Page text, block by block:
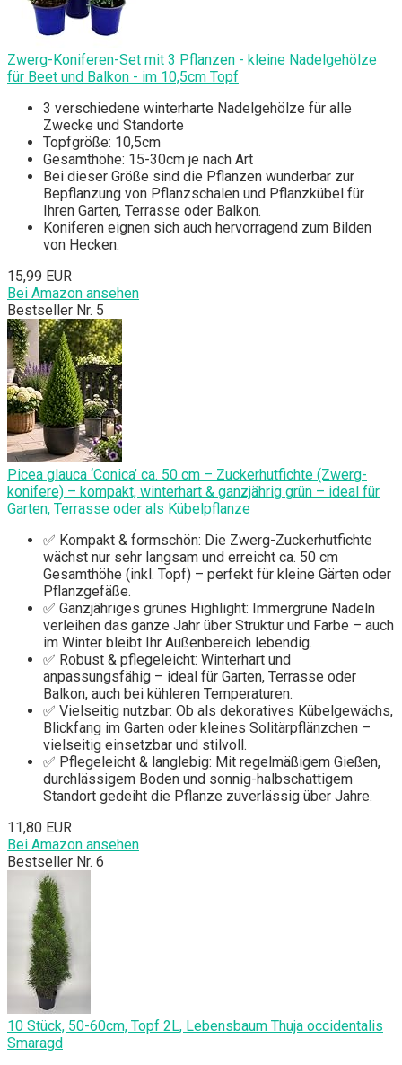
Zwerg-Koniferen-Set mit 3 Pflanzen - kleine Nadelgehölze
für Beet und Balkon - im 10,5cm Topf
3 verschiedene winterharte Nadelgehölze für alle
Zwecke und Standorte
Topfgröße: 10,5cm
Gesamthöhe: 15-30cm je nach Art
Bei dieser Größe sind die Pflanzen wunderbar zur
Bepflanzung von Pflanzschalen und Pflanzkübel für
Ihren Garten, Terrasse oder Balkon.
Koniferen eignen sich auch hervorragend zum Bilden
von Hecken.
15,99 EUR
Bei Amazon ansehen
Bestseller Nr. 5
Picea glauca ‘Conica’ ca. 50 cm – Zuckerhutfichte (Zwerg­
konifere) – kompakt, winterhart & ganzjährig grün – ideal für
Garten, Terrasse oder als Kübelpflanze
✅ Kompakt & formschön: Die Zwerg-Zuckerhutfichte
wächst nur sehr langsam und erreicht ca. 50 cm
Gesamthöhe (inkl. Topf) – perfekt für kleine Gärten oder
Pflanzgefäße.
✅ Ganzjähriges grünes Highlight: Immergrüne Nadeln
verleihen das ganze Jahr über Struktur und Farbe – auch
im Winter bleibt Ihr Außenbereich lebendig.
✅ Robust & pflegeleicht: Winterhart und
anpassungsfähig – ideal für Garten, Terrasse oder
Balkon, auch bei kühleren Temperaturen.
✅ Vielseitig nutzbar: Ob als dekoratives Kübelgewächs,
Blickfang im Garten oder kleines Solitärpflänzchen –
vielseitig einsetzbar und stilvoll.
✅ Pflegeleicht & langlebig: Mit regelmäßigem Gießen,
durchlässigem Boden und sonnig-halbschattigem
Standort gedeiht die Pflanze zuverlässig über Jahre.
11,80 EUR
Bei Amazon ansehen
Bestseller Nr. 6
10 Stück, 50-60cm, Topf 2L, Lebensbaum Thuja occidentalis
Smaragd